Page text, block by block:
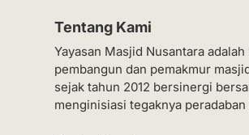
Tentang Kami
Yayasan Masjid Nusantara
pembangun dan pemakmur
sejak tahun 2012 bersinergi
menginisiasi tegaknya